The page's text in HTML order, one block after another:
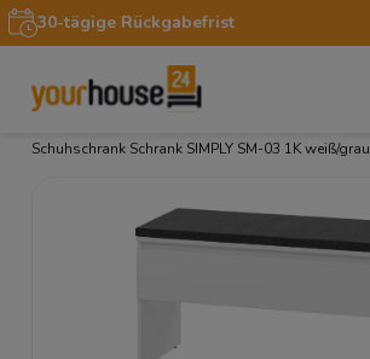
30-tägige Rückgabefrist
Startseite » Möbel
Schuhschrank Schrank SIMPLY SM-03 1K weiß/grau